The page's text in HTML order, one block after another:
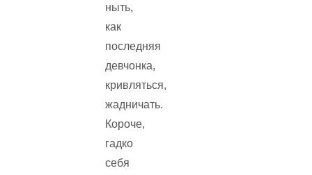
ныть,
как
последняя
девчонка,
кривляться,
жадничать.
Короче,
гадко
себя